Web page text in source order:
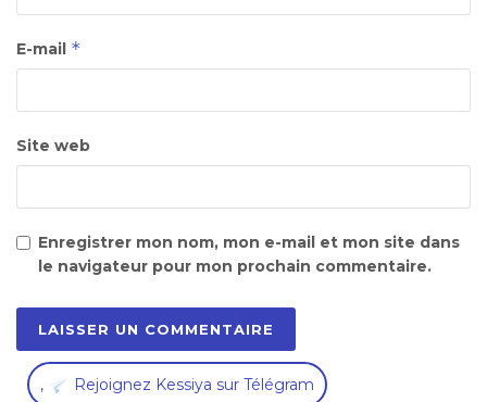
E-mail *
Site web
Enregistrer mon nom, mon e-mail et mon site dans
le navigateur pour mon prochain commentaire.
, Rejoignez Kessiya sur Télégram